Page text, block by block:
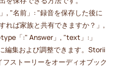
, "名前」: "録音を保存した後に
れば家族と共有できますか？」,
「:" Answer」, "text」:」
編集および調整できます。Storii
ストーリーをオーディオブック